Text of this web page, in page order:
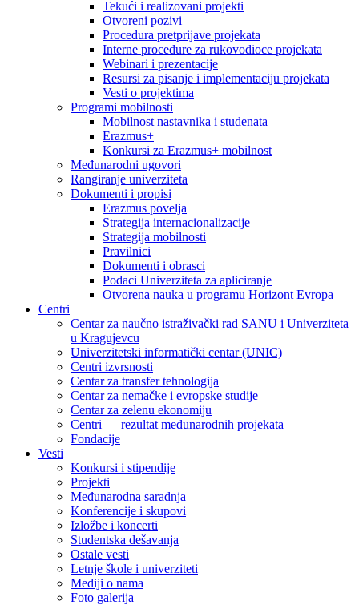
Tekući i realizovani projekti
Otvoreni pozivi
Procedura pretprijave projekata
Interne procedure za rukovodioce projekata
Webinari i prezentacije
Resursi za pisanje i implementaciju projekata
Vesti o projektima
Programi mobilnosti
Mobilnost nastavnika i studenata
Erazmus+
Konkursi za Erazmus+ mobilnost
Međunarodni ugovori
Rangiranje univerziteta
Dokumenti i propisi
Erazmus povelja
Strategija internacionalizacije
Strategija mobilnosti
Pravilnici
Dokumenti i obrasci
Podaci Univerziteta za apliciranje
Otvorena nauka u programu Horizont Evropa
Centri
Centar za naučno istraživački rad SANU i Univerziteta
u Kragujevcu
Univerzitetski informatički centar (UNIC)
Centri izvrsnosti
Centar za transfer tehnologija
Centar za nemačke i evropske studije
Centar za zelenu ekonomiju
Centri — rezultat međunarodnih projekata
Fondacije
Vesti
Konkursi i stipendije
Projekti
Međunarodna saradnja
Konferencije i skupovi
Izložbe i koncerti
Studentska dešavanja
Ostale vesti
Letnje škole i univerziteti
Mediji o nama
Foto galerija